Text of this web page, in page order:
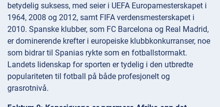
betydelig suksess, med seier i UEFA Europamesterskapet i
1964, 2008 og 2012, samt FIFA verdensmesterskapet i
2010. Spanske klubber, som FC Barcelona og Real Madrid,
er dominerende krefter i europeiske klubbkonkurranser, noe
som bidrar til Spanias rykte som en fotballstormakt.
Landets lidenskap for sporten er tydelig i den utbredte
populariteten til fotball på både profesjonelt og
grasrotnivå.